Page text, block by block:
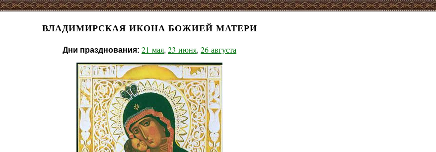
ВЛАДИМИРСКАЯ ИКОНА БОЖИЕЙ МАТЕРИ
Дни празднования: 21 мая, 23 июня, 26 августа